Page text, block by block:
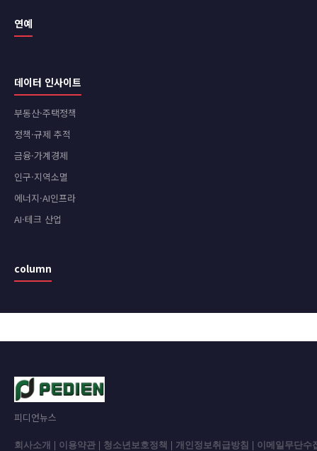
연예
데이터 인사이트
부동산·주택정책
정책·규제 추적
금융·가계경제
인구·지역소멸
에너지·AI인프라
AI·테크 산업
column
피디언뉴스
회사소개 | 이용약관 | 청소년보호정책 | 개인정보취급방침 | 이메일무단수